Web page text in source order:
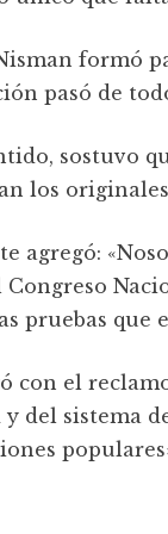
formó
pasó de
sostuvo
los
agregó:
pruebas que
con el
y del sistema